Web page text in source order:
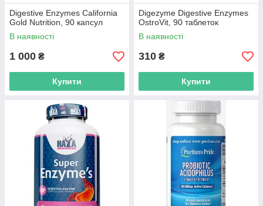
Digestive Enzymes California
Gold Nutrition, 90 капсул
В наявності
1 000 ₴
Купити
Digezyme Digestive Enzymes
OstroVit, 90 таблеток
В наявності
310 ₴
Купити